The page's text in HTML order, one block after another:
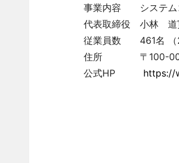
事業内容 システムコ
代表取締役 小林 道
従業員数 461名 （
住所 〒100-0005
公式HP https://